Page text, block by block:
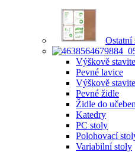
Ostatní
Výškově
Pevné lavice
Výškově
Pevné židle
Židle do učeben
Katedry
PC stoly
Polohovací
Variabilní stoly